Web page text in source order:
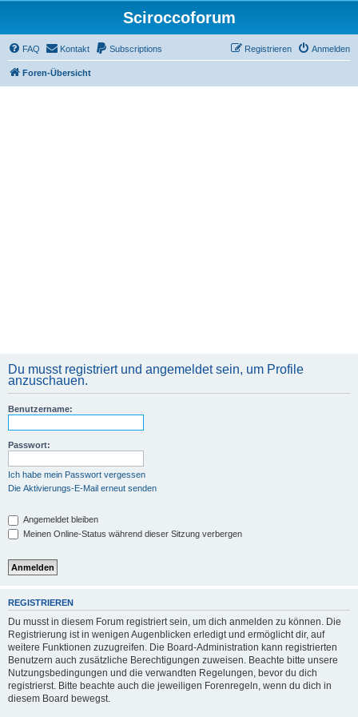
Sciroccoforum
FAQ Kontakt Subscriptions Anmelden
Registrieren
Foren-Übersicht
Du musst registriert und angemeldet sein, um Profile
anzuschauen.
Benutzername:
Passwort:
Ich habe mein Passwort vergessen
Die Aktivierungs-E-Mail erneut senden
Angemeldet bleiben
Meinen Online-Status während dieser Sitzung verbergen
REGISTRIEREN
Du musst in diesem Forum registriert sein, um dich anmelden zu können. Die
Registrierung ist in wenigen Augenblicken erledigt und ermöglicht dir, auf
weitere Funktionen zuzugreifen. Die Board-Administration kann registrierten
Benutzern auch zusätzliche Berechtigungen zuweisen. Beachte bitte unsere
Nutzungsbedingungen und die verwandten Regelungen, bevor du dich
registrierst. Bitte beachte auch die jeweiligen Forenregeln, wenn du dich in
diesem Board bewegst.